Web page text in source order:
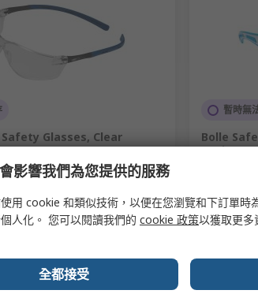
Safety Glasses, Clear
Lens
269-4229
暫時無
Bolle
Anti-Fog,
RS庫存編號
製造零件編號
小計（1 盒，
數量
影響我們為您提供的服務
用 cookie 和類似技術，以便在您瀏覽和下訂單時
人化。 您可以閱讀我們的 cookie 政策以獲取更多
全都接受